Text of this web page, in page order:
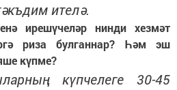
ителә.
ирешүчеләр нинди хезмәт
риза булганнар? Һәм эш
күпме?
күпчелеге 30-45